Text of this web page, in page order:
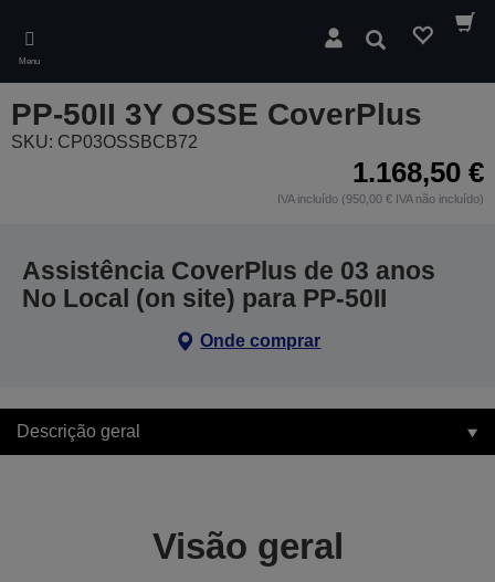
main
content
Menu
Pesquisar
PP-50II 3Y OSSE CoverPlus
SKU: CP03OSSBCB72
1.168,50 €
IVA incluído (950,00 € IVA não incluído)
Assistência CoverPlus de 03 anos
No Local (on site) para PP-50II
Onde comprar
Descrição geral
Visão geral